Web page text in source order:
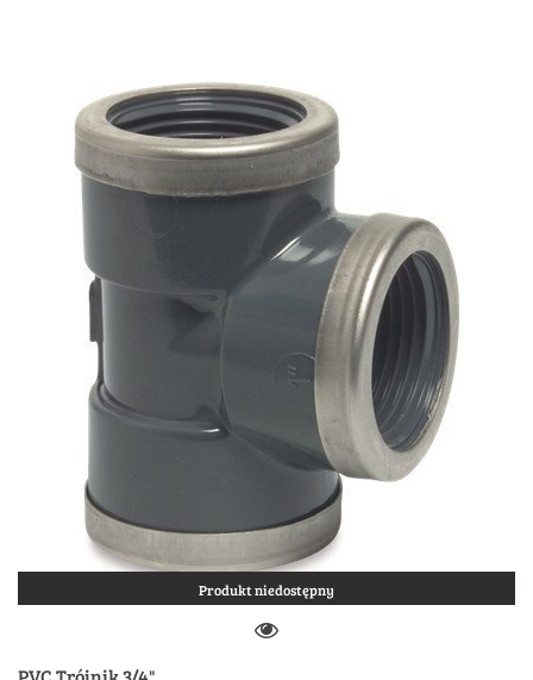
Produkt niedostępny